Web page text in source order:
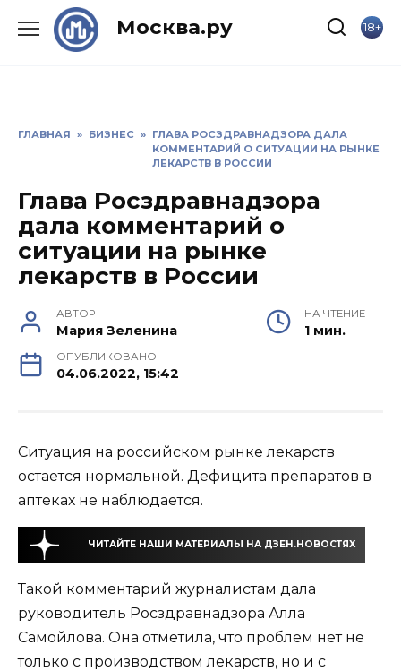
Москва.ру 18+
ГЛАВНАЯ » БИЗНЕС » ГЛАВА РОСЗДРАВНАДЗОРА ДАЛА
КОММЕНТАРИЙ О СИТУАЦИИ НА РЫНКЕ
ЛЕКАРСТВ В РОССИИ
Глава Росздравнадзора
дала комментарий о
ситуации на рынке
лекарств в России
АВТОР
Мария Зеленина
НА ЧТЕНИЕ
1 мин.
ОПУБЛИКОВАНО
04.06.2022, 15:42
Ситуация на российском рынке лекарств
остается нормальной. Дефицита препаратов в
аптеках не наблюдается.
ЧИТАЙТЕ НАШИ МАТЕРИАЛЫ НА ДЗЕН.НОВОСТЯХ
Такой комментарий журналистам дала
руководитель Росздравнадзора Алла
Самойлова. Она отметила, что проблем нет не
только с производством лекарств, но и с